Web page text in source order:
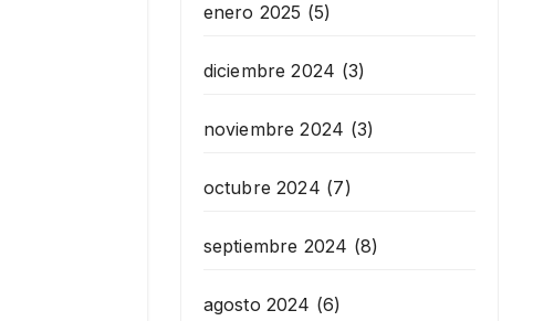
enero 2025 (5)
diciembre 2024 (3)
noviembre 2024 (3)
octubre 2024 (7)
septiembre 2024 (8)
agosto 2024 (6)